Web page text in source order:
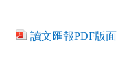
讀文匯報PDF版面